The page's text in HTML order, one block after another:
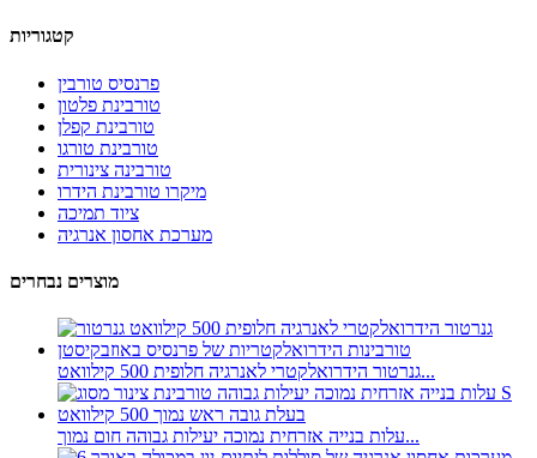
קטגוריות
פרנסיס טורבין
טורבינת פלטון
טורבינת קפלן
טורבינת טורגו
טורבינה צינורית
מיקרו טורבינת הידרו
ציוד תמיכה
מערכת אחסון אנרגיה
מוצרים נבחרים
גנרטור הידרואלקטרי לאנרגיה חלופית 500 קילוואט...
עלות בנייה אזרחית נמוכה יעילות גבוהה חום נמוך...